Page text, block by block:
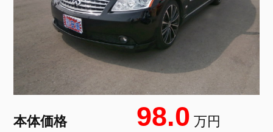
本体価格 98.0 万円